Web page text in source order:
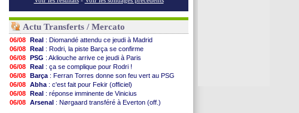
Actu Transferts / Mercato
06/08 Real : Diomandé attendu ce jeudi à Madrid
06/08 Real : Rodri, la piste Barça se confirme
06/08 PSG : Akliouche arrive ce jeudi à Paris
06/08 Real : ça se complique pour Rodri !
06/08 Barça : Ferran Torres donne son feu vert au PSG
06/08 Abha : c'est fait pour Fekir (officiel)
06/08 Real : réponse imminente de Vinicius
06/08 Arsenal : Nørgaard transféré à Everton (off.)